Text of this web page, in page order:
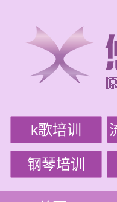
k歌培训
钢琴培训